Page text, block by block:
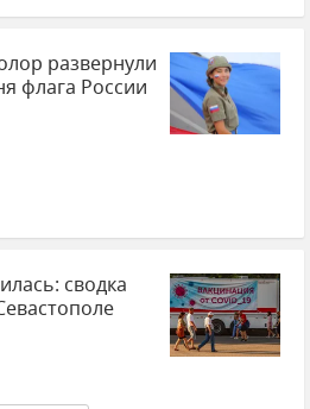
развернули
флага России
сводка